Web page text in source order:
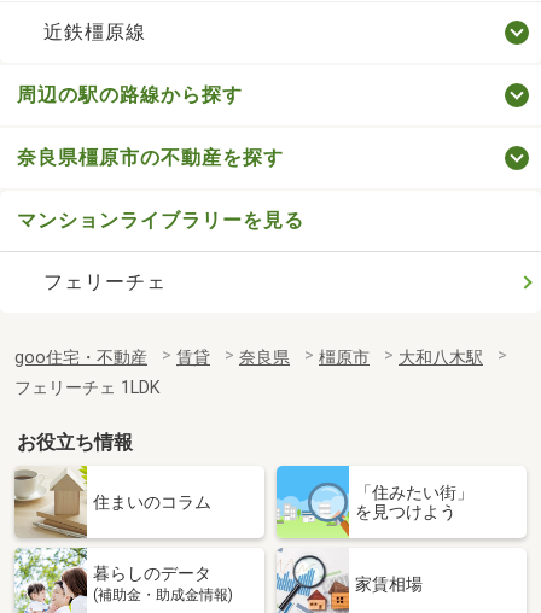
近鉄橿原線
周辺の駅の路線から探す
奈良県橿原市の不動産を探す
マンションライブラリーを見る
フェリーチェ
goo住宅・不動産 賃貸 奈良県 橿原市
大和八木駅
フェリーチェ 1LDK
お役立ち情報
住まいのコラム
「住みたい街」
を見つけよう
暮らしのデータ
(補助金・助成金情報)
家賃相場